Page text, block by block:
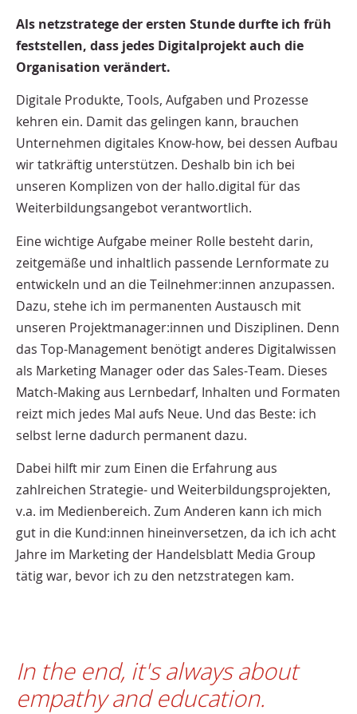
Als netzstratege der ersten Stunde durfte ich früh
feststellen, dass jedes Digitalprojekt auch die
Organisation verändert.
Digitale Produkte, Tools, Aufgaben und Prozesse
kehren ein. Damit das gelingen kann, brauchen
Unternehmen digitales Know-how, bei dessen Aufbau
wir tatkräftig unterstützen. Deshalb bin ich bei
unseren Komplizen von der hallo.digital für das
Weiterbildungsangebot verantwortlich.
Eine wichtige Aufgabe meiner Rolle besteht darin,
zeitgemäße und inhaltlich passende Lernformate zu
entwickeln und an die Teilnehmer:innen anzupassen.
Dazu, stehe ich im permanenten Austausch mit
unseren Projektmanager:innen und Disziplinen. Denn
das Top-Management benötigt anderes Digitalwissen
als Marketing Manager oder das Sales-Team. Dieses
Match-Making aus Lernbedarf, Inhalten und Formaten
reizt mich jedes Mal aufs Neue. Und das Beste: ich
selbst lerne dadurch permanent dazu.
Dabei hilft mir zum Einen die Erfahrung aus
zahlreichen Strategie- und Weiterbildungsprojekten,
v.a. im Medienbereich. Zum Anderen kann ich mich
gut in die Kund:innen hineinversetzen, da ich ich acht
Jahre im Marketing der Handelsblatt Media Group
tätig war, bevor ich zu den netzstrategen kam.
In the end, it's always about
empathy and education.